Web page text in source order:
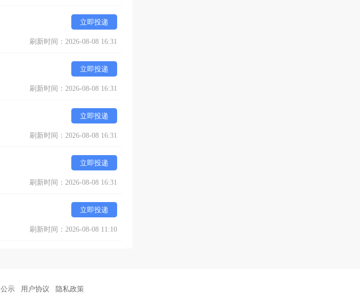
立即投递
刷新时间：2026-08-08 16:31
立即投递
刷新时间：2026-08-08 16:31
立即投递
刷新时间：2026-08-08 16:31
立即投递
刷新时间：2026-08-08 16:31
立即投递
刷新时间：2026-08-08 11:10
示 用户协议 隐私政策